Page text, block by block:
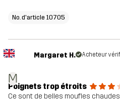
No. d'article 10705
M
Margaret H. Acheteur
Poignets trop étroits
Ce sont de belles moufles